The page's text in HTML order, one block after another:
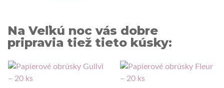
Na Veľkú noc vás dobre
pripravia tiež tieto kúsky: